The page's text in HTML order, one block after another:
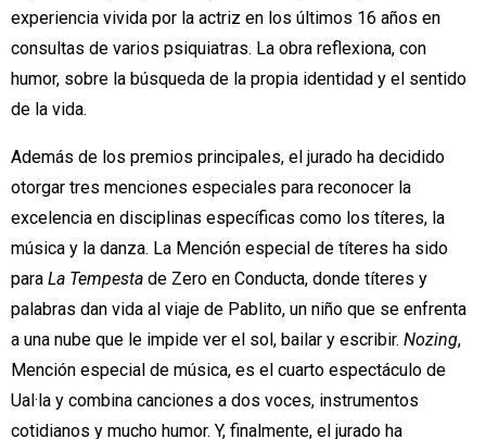
experiencia vivida por la actriz en los últimos 16 años en
consultas de varios psiquiatras. La obra reflexiona, con
humor, sobre la búsqueda de la propia identidad y el sentido
de la vida.
Además de los premios principales, el jurado ha decidido
otorgar tres menciones especiales para reconocer la
excelencia en disciplinas específicas como los títeres, la
música y la danza. La Mención especial de títeres ha sido
para La Tempesta de Zero en Conducta, donde títeres y
palabras dan vida al viaje de Pablito, un niño que se enfrenta
a una nube que le impide ver el sol, bailar y escribir. Nozing,
Mención especial de música, es el cuarto espectáculo de
Ual·la y combina canciones a dos voces, instrumentos
cotidianos y mucho humor. Y, finalmente, el jurado ha